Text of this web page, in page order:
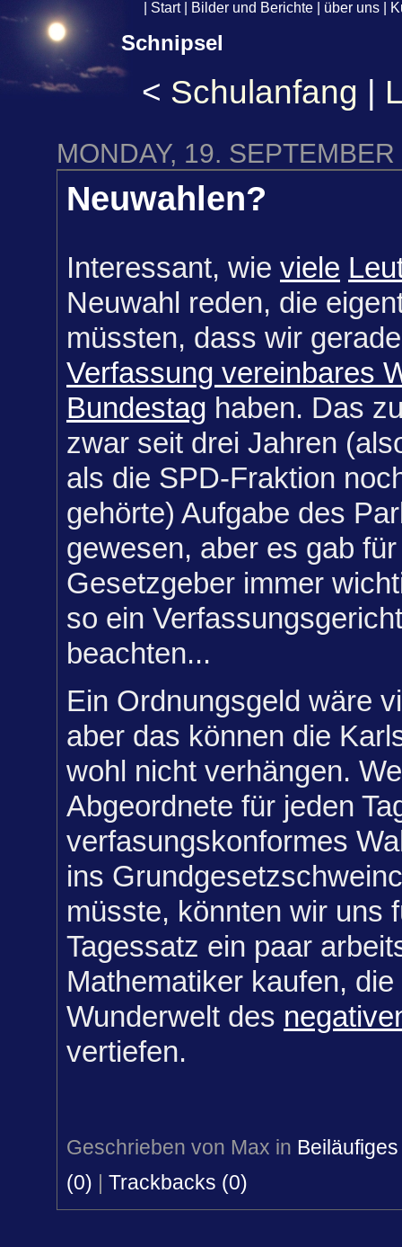
Start| Bilder und Berichte über uns
Schnipsel
< Schulanfang |
MONDAY, 19. SEPTEMBER
Neuwahlen?
Interessant, wie viele
Neuwahl reden, die
müssten, dass wir
Verfassung vereinbares
Bundestag haben. Das
zwar seit drei Jahren
als die SPD-Fraktion
gehörte) Aufgabe des
gewesen, aber es gab
Gesetzgeber immer
so ein
beachten...
Ein Ordnungsgeld wäre
aber das können die
wohl nicht verhängen.
Abgeordnete für jeden
verfasungskonformes
ins
müsste, könnten wir uns
Tagessatz ein paar
Mathematiker kaufen,
Wunderwelt des
vertiefen.
Geschrieben von Max in Beiläufiges
(0) | Trackbacks (0)